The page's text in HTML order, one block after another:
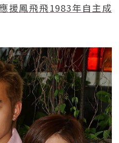
援鳳飛飛1983年自主成